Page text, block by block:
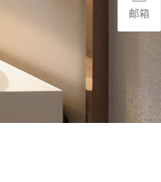
邮箱